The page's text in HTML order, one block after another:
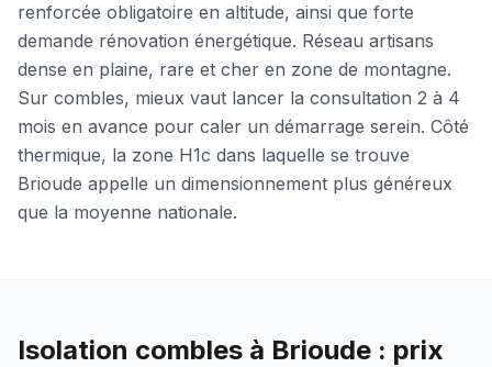
renforcée obligatoire en altitude, ainsi que forte
demande rénovation énergétique. Réseau artisans
dense en plaine, rare et cher en zone de montagne.
Sur combles, mieux vaut lancer la consultation 2 à 4
mois en avance pour caler un démarrage serein. Côté
thermique, la zone H1c dans laquelle se trouve
Brioude appelle un dimensionnement plus généreux
que la moyenne nationale.
Isolation combles à Brioude : prix